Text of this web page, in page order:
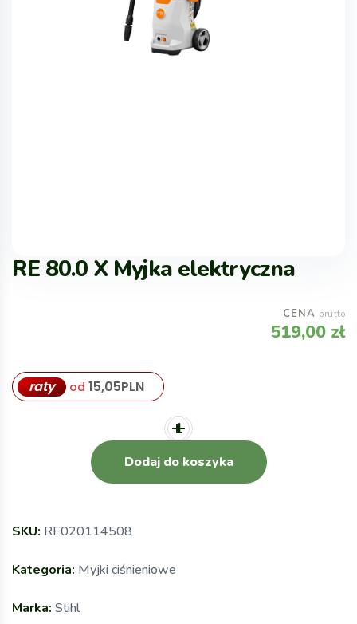
RE 80.0 X Myjka elektryczna
CENA brutto
519,00 zł
raty od 15,05PLN
Dodaj do koszyka
SKU: RE020114508
Kategoria: Myjki ciśnieniowe
Marka: Stihl